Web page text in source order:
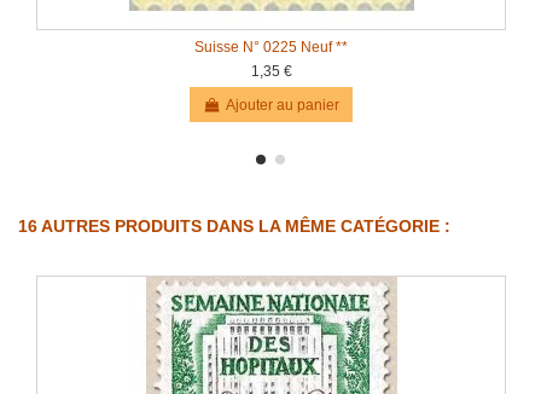
Suisse N° 0225 Neuf **
1,35 €
Ajouter au panier
16 AUTRES PRODUITS DANS LA MÊME CATÉGORIE :